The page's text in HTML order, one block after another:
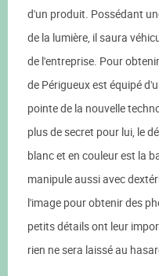
d'un produit. Possédant
de la lumière, il saura
de l'entreprise. Pour
de Périgueux est équipé
pointe de la nouvelle
plus de secret pour lui, le
blanc et en couleur est la
manipule aussi avec
l'image pour obtenir des
petits détails ont leur
rien ne sera laissé au